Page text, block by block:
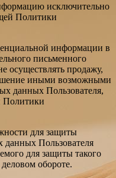
исключительно
Политики
информации в
письменного
осуществлять продажу,
иными возможными
данных Пользователя,
Политики
для защиты
данных Пользователя
для защиты такого
обороте.